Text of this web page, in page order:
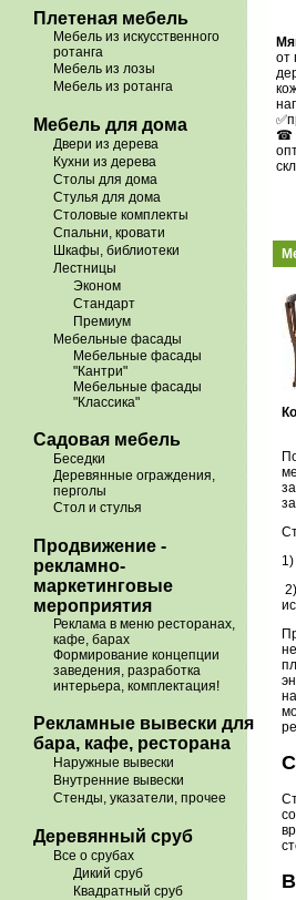
Плетеная мебель
Мебель из искусственного
ротанга
Мебель из лозы
Мебель из ротанга
Мебель для дома
Двери из дерева
Кухни из дерева
Столы для дома
Стулья для дома
Столовые комплекты
Спальни, кровати
Шкафы, библиотеки
Лестницы
Эконом
Стандарт
Премиум
Мебельные фасады
Мебельные фасады
"Кантри"
Мебельные фасады
"Классика"
Садовая мебель
Беседки
Деревянные ограждения,
перголы
Стол и стулья
Продвижение -
рекламно-
маркетинговые
мероприятия
Реклама в меню ресторанах,
кафе, барах
Формирование концепции
заведения, разработка
интерьера, комплектация!
Рекламные вывески для
бара, кафе, ресторана
Наружные вывески
Внутренние вывески
Стенды, указатели, прочее
Деревянный сруб
Все о срубах
Дикий сруб
Квадратный сруб
от
☎